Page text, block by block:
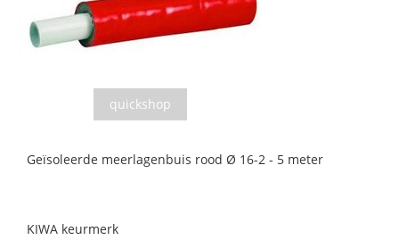
quickshop
Geïsoleerde meerlagenbuis rood Ø 16-2 - 5 meter
KIWA keurmerk